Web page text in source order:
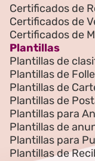
Certificados de
Certificados de
Certificados de
Plantillas
Plantillas de
Plantillas de
Plantillas de
Plantillas de
Plantillas para
Plantillas de
Plantillas para
Plantillas de